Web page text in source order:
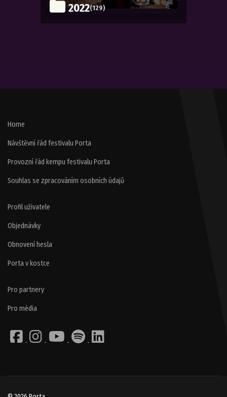
2022(129)
Home
Návštěvní řád festivalu Porta
Provozní řád kempu festivalu Porta
Souhlas se zpracováním osobních údajů
Profil uživatele
Objednávky
Obnovení hesla
Porta v kostce
Pro partnery
Pro média